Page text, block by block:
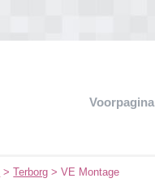
Voorpagina
>Terborg > VE Montage